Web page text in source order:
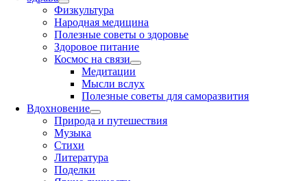
Физкультура
Народная медицина
Полезные советы о здоровье
Здоровое питание
Космос на связи
Медитации
Мысли вслух
Полезные советы для саморазвития
Вдохновение
Природа и путешествия
Музыка
Стихи
Литература
Поделки